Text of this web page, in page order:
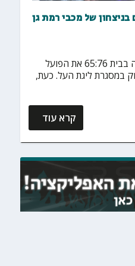
בניצחון של מכבי רמת גן
מכבי עירוני רמת גן ניצחה בבית 65:76 את הפועל
במסגרת ליגת העל. כעת,
קרא עוד